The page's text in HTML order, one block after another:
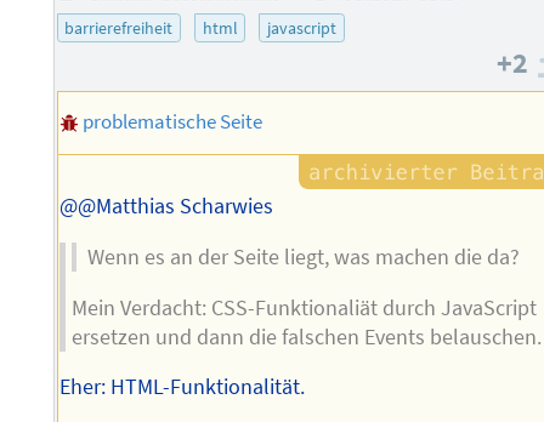
des
barrierefreiheit html javascript
+2
problematische Seite
@@Matthias Scharwies
Wenn es an der Seite liegt, was machen die da?
Mein Verdacht: CSS-Funktionaliät durch JavaScript
ersetzen und dann die falschen Events belauschen.
Eher: HTML-Funktionalität.